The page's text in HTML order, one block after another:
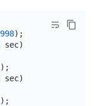
);
sec)
);
sec)
);